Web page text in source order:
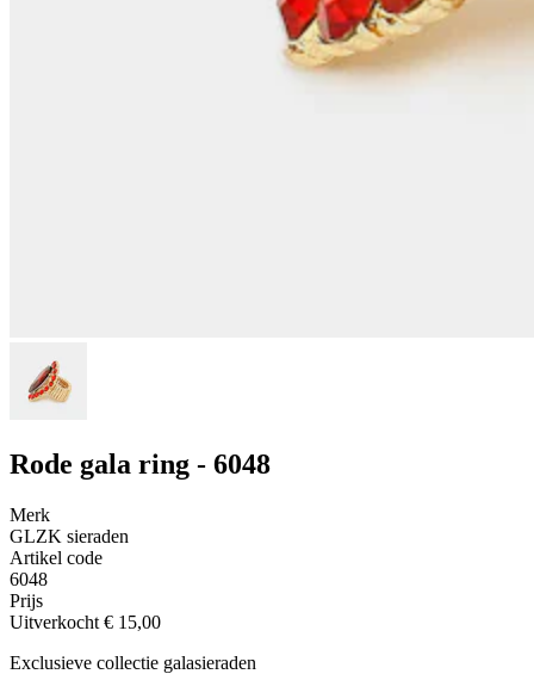
Rode gala ring - 6048
Merk
GLZK sieraden
Artikel code
6048
Prijs
Uitverkocht € 15,00
Exclusieve collectie galasieraden